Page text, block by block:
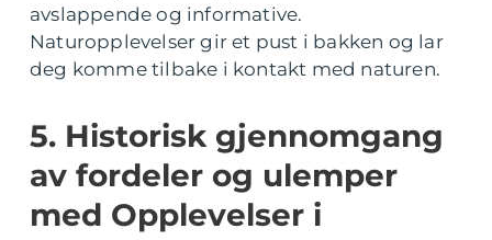
avslappende og informative.
Naturopplevelser gir et pust i bakken og lar
deg komme tilbake i kontakt med naturen.
5. Historisk gjennomgang
av fordeler og ulemper
med Opplevelser i